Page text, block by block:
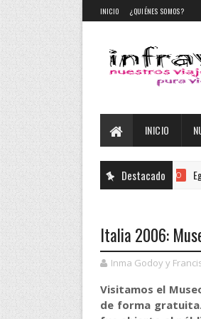
INICIO ¿QUIÉNES SOMOS?
INICIO
Destacado
DESTACADO Egipto 2017: El Mar
Italia 2006:
Inma Godoy y
Visitamos el
de forma